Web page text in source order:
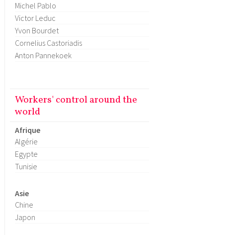
Michel Pablo
Victor Leduc
Yvon Bourdet
Cornelius Castoriadis
Anton Pannekoek
Workers' control around the
world
Afrique
Algérie
Egypte
Tunisie
Asie
Chine
Japon